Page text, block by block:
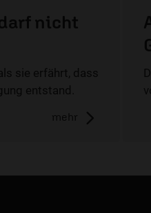
nicht
sie erfährt, dass
entstand.
mehr